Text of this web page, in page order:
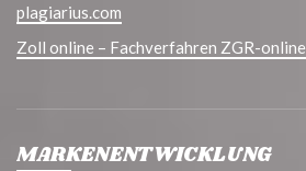
plagiarius.com
Zoll online – Fachverfahren ZGR-online
MARKENENTWICKLUNG